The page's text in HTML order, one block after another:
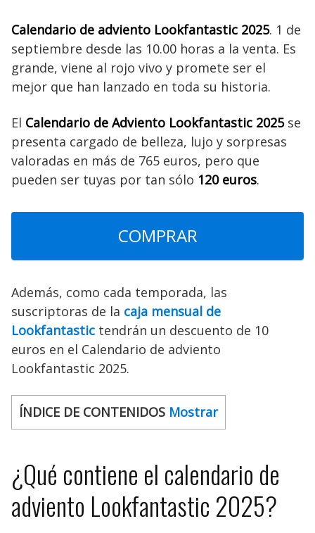
Calendario de adviento Lookfantastic 2025. 1 de
septiembre desde las 10.00 horas a la venta. Es
grande, viene al rojo vivo y promete ser el
mejor que han lanzado en toda su historia.
El Calendario de Adviento Lookfantastic 2025se
presenta cargado de belleza, lujo y sorpresas
valoradas en más de 765 euros, pero que
pueden ser tuyas por tan sólo 120 euros.
COMPRAR
Además, como cada temporada, las
suscriptoras de la caja mensual de
Lookfantastic tendrán un descuento de 10
euros en el Calendario de adviento
Lookfantastic 2025.
ÍNDICE DE CONTENIDOS Mostrar
¿Qué contiene el calendario de
adviento Lookfantastic 2025?